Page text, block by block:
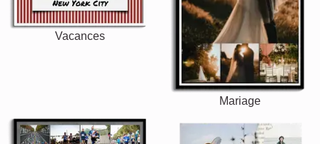
Vacances
Mariage